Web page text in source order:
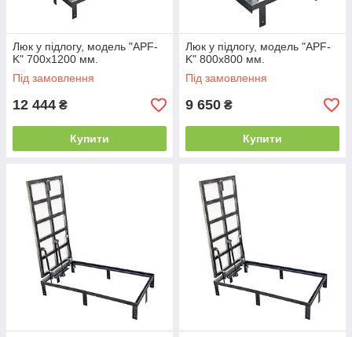
Люк у підлогу, модель "APF-
K" 700х1200 мм.
Під замовлення
12 444 ₴
Купити
Люк у підлогу, модель "APF-
K" 800х800 мм.
Під замовлення
9 650 ₴
Купити